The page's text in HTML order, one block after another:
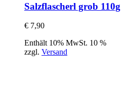
Salzflascherl grob 110g
€ 7,90
Enthält 10% MwSt. 10 %
zzgl. Versand